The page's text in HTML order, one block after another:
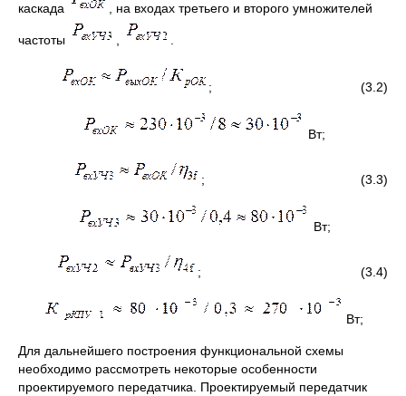
каскада , на входах третьего и второго умножителей
частоты , .
; (3.2)
Вт;
; (3.3)
Вт;
; (3.4)
Вт;
Для дальнейшего построения функциональной схемы
необходимо рассмотреть некоторые особенности
проектируемого передатчика. Проектируемый передатчик